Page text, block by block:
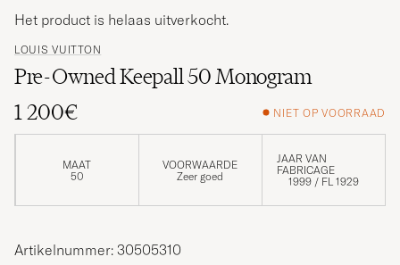
LOUIS VUITTON
Pre-Owned Keepall 50 Monogram
1 200€
NIET OP VOORRAAD
MAAT
50
VOORWAARDE
Zeer goed
JAAR VAN
FABRICAGE
1999 / FL 1929
Het product is helaas uitverkocht.
Artikelnummer: 30505310